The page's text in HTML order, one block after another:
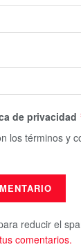
de privacidad
los términos y
reducir el
comentarios.